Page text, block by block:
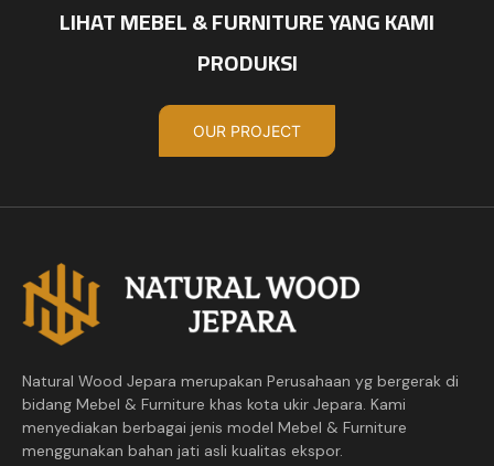
LIHAT MEBEL & FURNITURE YANG KAMI
PRODUKSI
OUR PROJECT
Natural Wood Jepara merupakan Perusahaan yg bergerak di
bidang Mebel & Furniture khas kota ukir Jepara. Kami
menyediakan berbagai jenis model Mebel & Furniture
menggunakan bahan jati asli kualitas ekspor.